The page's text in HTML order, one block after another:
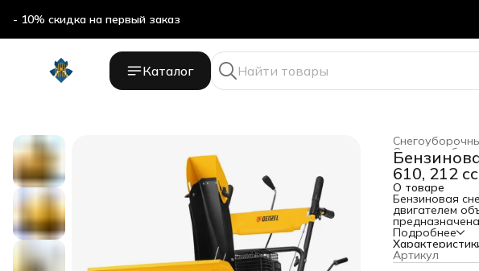
- 10% скидка на первый заказ
Каталог
Силовое
Главная ›
610, 212
О товаре
Бензиновая
двигателем
коттеджей,
городских
высоким
ледорубов
Подробнее
Артикул